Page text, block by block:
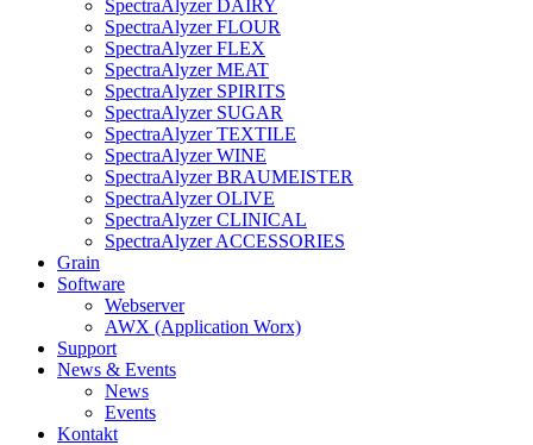
SpectraAlyzer DAIRY
SpectraAlyzer FLOUR
SpectraAlyzer FLEX
SpectraAlyzer MEAT
SpectraAlyzer SPIRITS
SpectraAlyzer SUGAR
SpectraAlyzer TEXTILE
SpectraAlyzer WINE
SpectraAlyzer BRAUMEISTER
SpectraAlyzer OLIVE
SpectraAlyzer CLINICAL
SpectraAlyzer ACCESSORIES
Grain
Software
Webserver
AWX (Application Worx)
Support
News & Events
News
Events
Kontakt